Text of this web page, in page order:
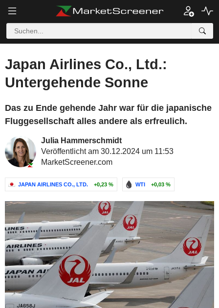
Japan Airlines Co., Ltd.:
Untergehende Sonne
Das zu Ende gehende Jahr war für die japanische
Fluggesellschaft alles andere als erfreulich.
Julia Hammerschmidt
Veröffentlicht am 30.12.2024 um 11:53
MarketScreener.com
JAPAN AIRLINES CO., LTD. +0,23 % WTI +0,03 %